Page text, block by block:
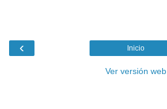
‹ Inicio
Ver versión web